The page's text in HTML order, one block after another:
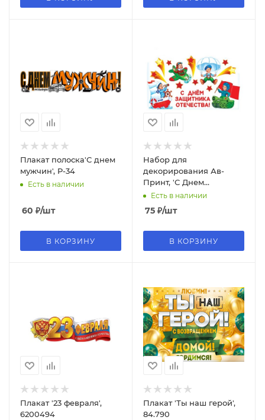
Плакат полоска'С днем
мужчин', P-34
Есть в наличии
60 ₽/шт
В КОРЗИНУ
Набор для
декорирования Ав-
Принт, 'С Днем
защитника отечества',
2ГВ-024,023
Есть в наличии
75 ₽/шт
В КОРЗИНУ
Плакат '23 февраля',
6200494
Плакат 'Ты наш герой',
84.790